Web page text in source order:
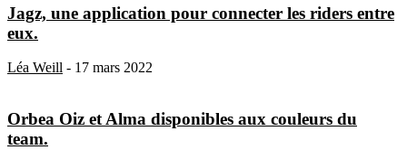
Jagz, une application pour connecter les riders entre
eux.
Léa Weill - 17 mars 2022
Orbea Oiz et Alma disponibles aux couleurs du
team.